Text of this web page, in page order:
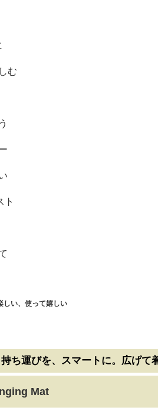
しい、使って嬉しい
ち運びを、スマートに。広げ
Mat
む
ト